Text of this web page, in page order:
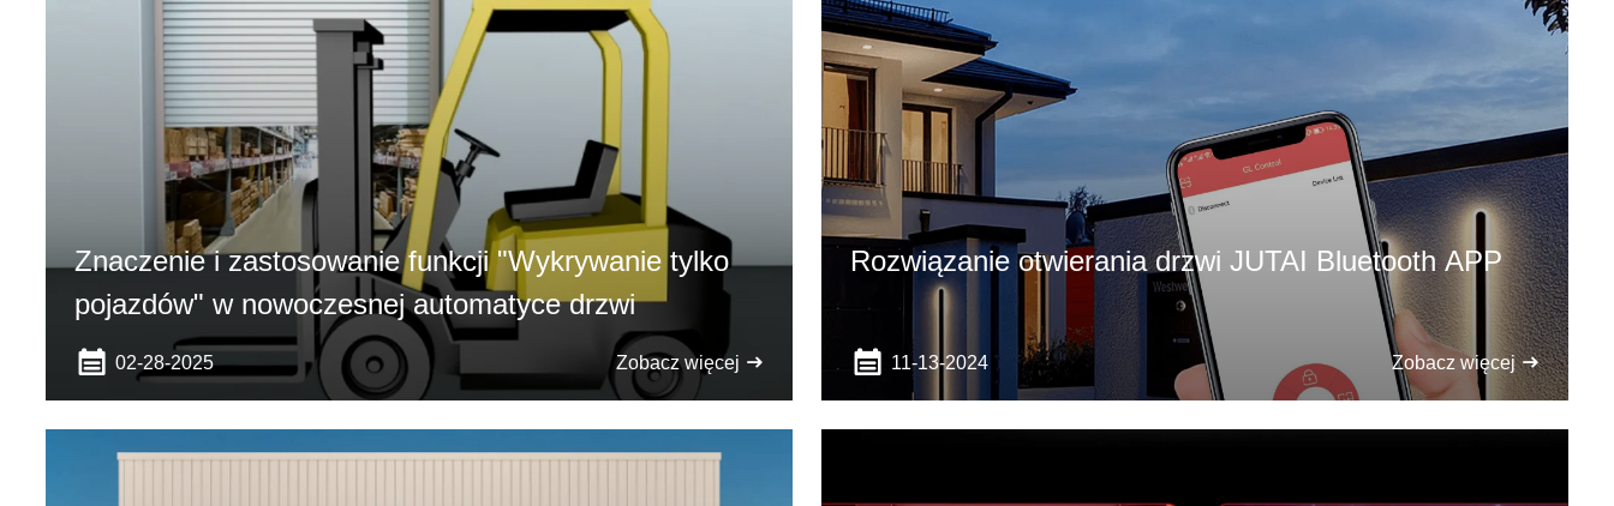
Znaczenie i zastosowanie funkcji "Wykrywanie tylko
pojazdów" w nowoczesnej automatyce drzwi
02-28-2025 Zobacz więcej
Rozwiązanie otwierania drzwi JUTAI Bluetooth APP
11-13-2024 Zobacz więcej